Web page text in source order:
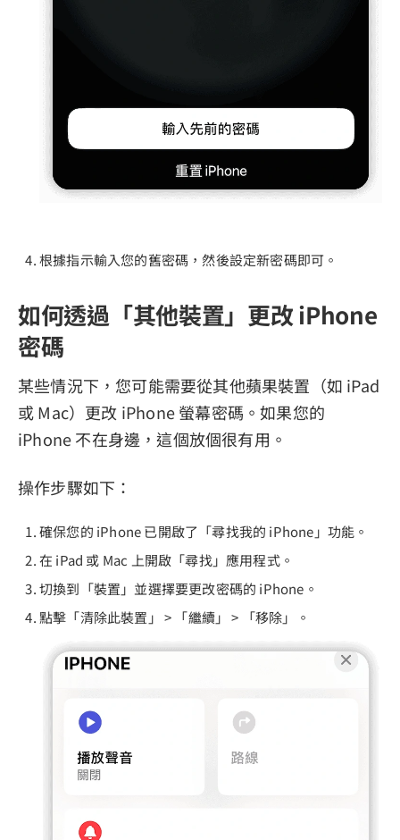
根據指示輸入您的舊密碼，然後設定新密碼即可。
如何透過「其他裝置」更改 iPhone
密碼
某些情況下，您可能需要從其他蘋果裝置（如 iPad
或 Mac）更改 iPhone 螢幕密碼。如果您的
iPhone 不在身邊，這個放個很有用。
操作步驟如下：
確保您的 iPhone 已開啟了「尋找我的 iPhone」功能。
在 iPad 或 Mac 上開啟「尋找」應用程式。
切換到「裝置」並選擇要更改密碼的 iPhone。
點擊「清除此裝置」 > 「繼續」 > 「移除」。